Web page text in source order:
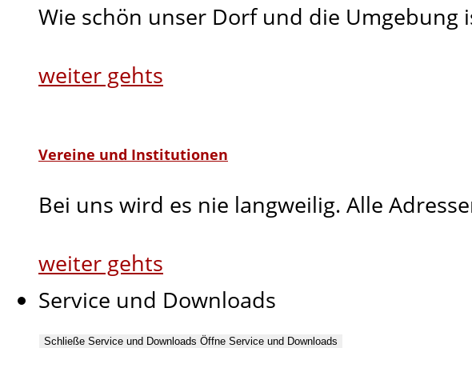
Wie schön unser Dorf und die Umgebung
weiter gehts
Vereine und Institutionen
Bei uns wird es nie langweilig. Alle
weiter gehts
Service und Downloads
Schließe Service und Downloads Öffne Service und Downloads